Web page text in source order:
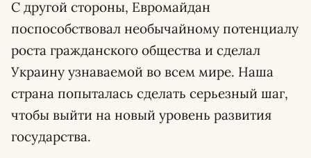
С другой стороны, Евромайдан
поспособствовал необычайному потенциалу
роста гражданского общества и сделал
Украину узнаваемой во всем мире. Наша
страна попыталась сделать серьезный шаг,
чтобы выйти на новый уровень развития
государства.